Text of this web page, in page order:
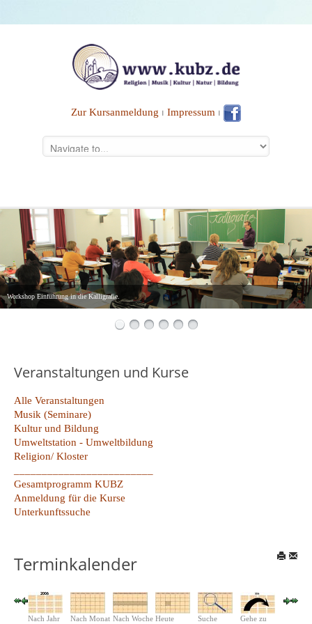
Zur Kursanmeldung ⏐ Impressum ⏐
Workshop Einführung in die Kalligrafie.
Veranstaltungen und Kurse
Alle Veranstaltungen
Musik (Seminare)
Kultur und Bildung
Umweltstation - Umweltbildung
Religion/ Kloster
Gesamtprogramm KUBZ
Anmeldung für die Kurse
Unterkunftssuche
Terminkalender
Nach Jahr Nach Monat Nach Woche Heute Suche
Gehe zu